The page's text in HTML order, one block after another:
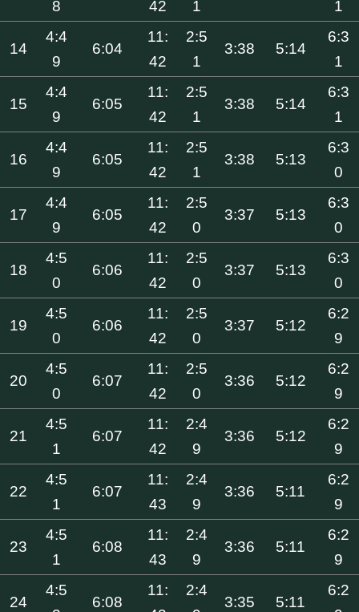
8
42
1
1
14
4:4
9
6:04
11:
42
2:5
1
3:38 5:14
6:3
1
15
4:4
9
6:05
11:
42
2:5
1
3:38 5:14
6:3
1
16
4:4
9
6:05
11:
42
2:5
1
3:38 5:13
6:3
0
17
4:4
9
6:05
11:
42
2:5
0
3:37 5:13
6:3
0
18
4:5
0
6:06
11:
42
2:5
0
3:37 5:13
6:3
0
19
4:5
0
6:06
11:
42
2:5
0
3:37 5:12
6:2
9
20
4:5
0
6:07
11:
42
2:5
0
3:36 5:12
6:2
9
21
4:5
1
6:07
11:
42
2:4
9
3:36 5:12
6:2
9
22
4:5
1
6:07
11:
43
2:4
9
3:36 5:11
6:2
9
23
4:5
1
6:08
11:
43
2:4
9
3:36 5:11
6:2
9
24
4:5
6:08
11:
2:4
3:35 5:11
6:2